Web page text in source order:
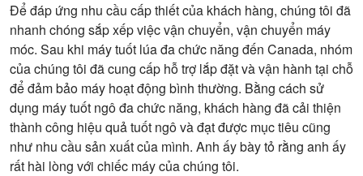
Để đáp ứng nhu cầu cấp thiết của khách hàng, chúng tôi đã
nhanh chóng sắp xếp việc vận chuyển, vận chuyển máy
móc. Sau khi máy tuốt lúa đa chức năng đến Canada, nhóm
của chúng tôi đã cung cấp hỗ trợ lắp đặt và vận hành tại chỗ
để đảm bảo máy hoạt động bình thường. Bằng cách sử
dụng máy tuốt ngô đa chức năng, khách hàng đã cải thiện
thành công hiệu quả tuốt ngô và đạt được mục tiêu cũng
như nhu cầu sản xuất của mình. Anh ấy bày tỏ rằng anh ấy
rất hài lòng với chiếc máy của chúng tôi.